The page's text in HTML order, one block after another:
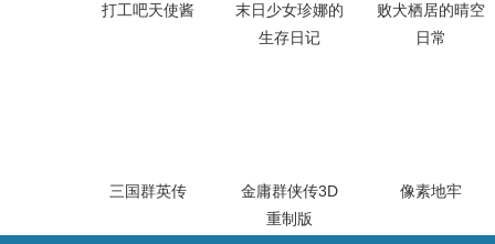
打工吧天使酱
末日少女珍娜的
生存日记
败犬栖居的晴空
日常
三国群英传
金庸群侠传3D
重制版
像素地牢